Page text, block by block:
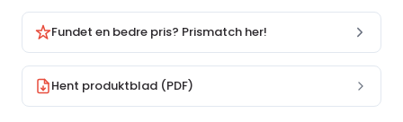
Fundet en bedre pris? Prismatch her!
Hent produktblad (PDF)